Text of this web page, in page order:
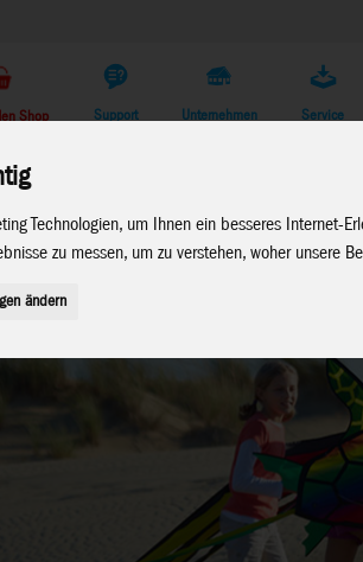
Technologien, um Ihnen ein besseres
zu messen, um zu verstehen, woher unsere
ändern
Shop Support Unternehmen Service